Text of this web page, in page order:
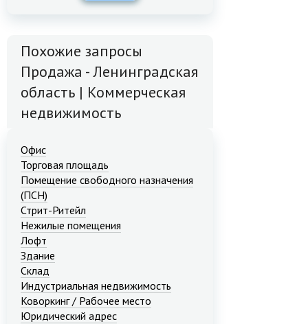
Похожие запросы
Продажа - Ленинградская
область | Коммерческая
недвижимость
Офис
Торговая площадь
Помещение свободного назначения
(ПСН)
Стрит-Ритейл
Нежилые помещения
Лофт
Здание
Склад
Индустриальная недвижимость
Коворкинг / Рабочее место
Юридический адрес